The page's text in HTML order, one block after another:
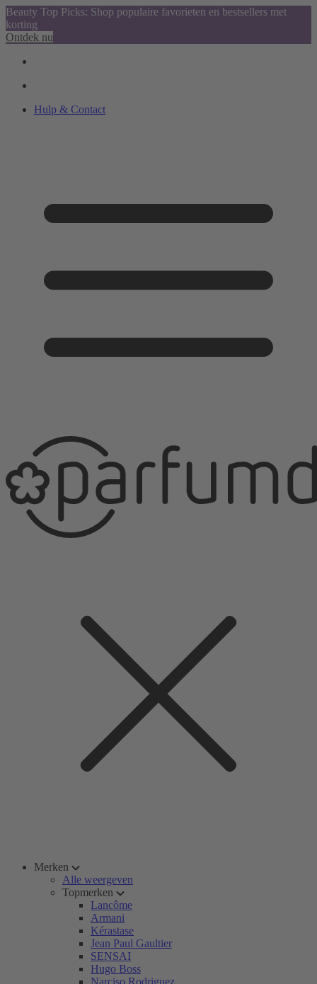
Beauty Top Picks: Shop populaire favorieten en bestsellers met
korting
Ontdek nu
Hulp & Contact
Merken
Alle weergeven
Topmerken
Lancôme
Armani
Kérastase
Jean Paul Gaultier
SENSAI
Hugo Boss
Narciso Rodriguez